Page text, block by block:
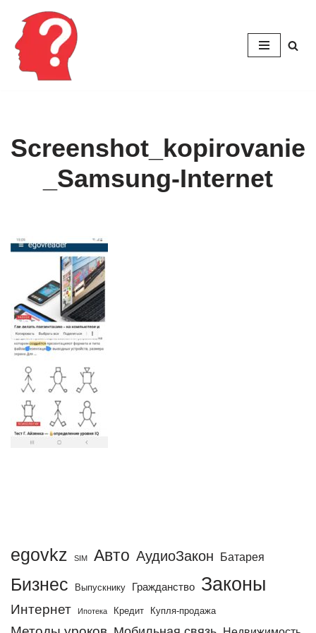
Перейти
содержимому
Screenshot_kopirovanie
_Samsung-Internet
egovkz SIM Авто АудиоЗакон Батарея
Бизнес Выпускнику Гражданство Законы
Интернет Ипотека Кредит Купля-продажа